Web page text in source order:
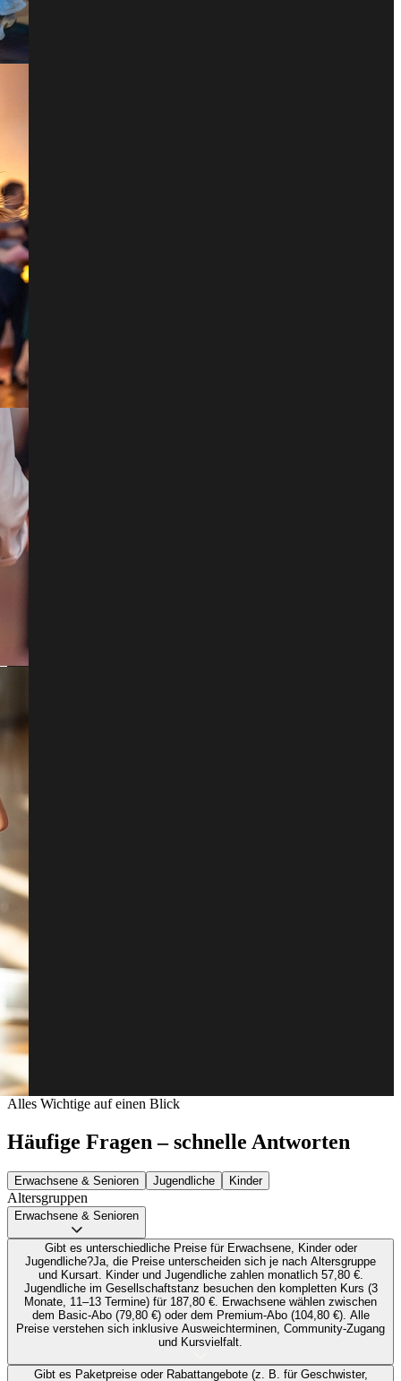
Alles Wichtige auf einen Blick
Häufige Fragen – schnelle Antworten
Erwachsene & Senioren Jugendliche Kinder
Altersgruppen
Erwachsene & Senioren
Gibt es unterschiedliche Preise für Erwachsene, Kinder oder
Jugendliche?Ja, die Preise unterscheiden sich je nach Altersgruppe
und Kursart. Kinder und Jugendliche zahlen monatlich 57,80 €.
Jugendliche im Gesellschaftstanz besuchen den kompletten Kurs (3
Monate, 11–13 Termine) für 187,80 €. Erwachsene wählen zwischen
dem Basic-Abo (79,80 €) oder dem Premium-Abo (104,80 €). Alle
Preise verstehen sich inklusive Ausweichterminen, Community-Zugang
und Kursvielfalt.
Gibt es Paketpreise oder Rabattangebote (z. B. für Geschwister,